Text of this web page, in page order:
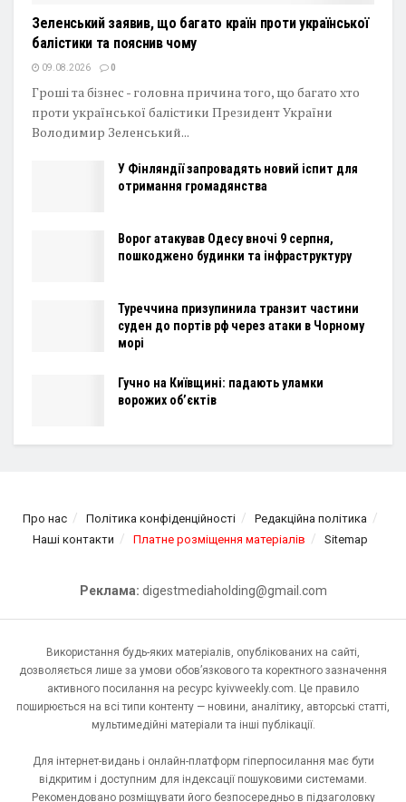
Зеленський заявив, що багато країн проти української
балістики та пояснив чому
09.08.2026 0
Гроші та бізнес - головна причина того, що багато хто
проти української балістики Президент України
Володимир Зеленський...
У Фінляндії запровадять новий іспит для
отримання громадянства
Ворог атакував Одесу вночі 9 серпня,
пошкоджено будинки та інфраструктуру
Туреччина призупинила транзит частини
суден до портів рф через атаки в Чорному
морі
Гучно на Київщині: падають уламки
ворожих об’єктів
Про нас Політика конфіденційності
Редакційна політика
Наші контакти
Платне розміщення матеріалів Sitemap
Реклама: digestmediaholding@gmail.com
Використання будь-яких матеріалів, опублікованих на сайті,
дозволяється лише за умови обов’язкового та коректного зазначення
активного посилання на ресурс kyivweekly.com. Це правило
поширюється на всі типи контенту — новини, аналітику, авторські статті,
мультимедійні матеріали та інші публікації.
Для інтернет-видань і онлайн-платформ гіперпосилання має бути
відкритим і доступним для індексації пошуковими системами.
Рекомендовано розміщувати його безпосередньо в підзаголовку